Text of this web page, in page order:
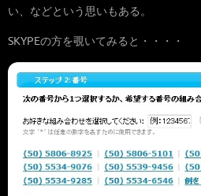
い、などという思いもある。
SKYPEの方を覗いてみると・・・・